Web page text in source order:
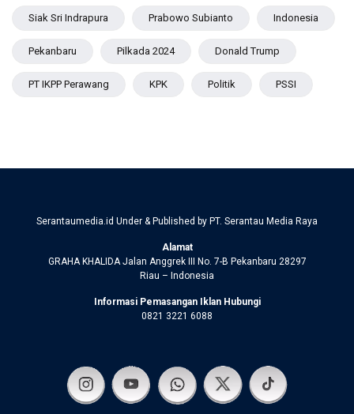
Siak Sri Indrapura Prabowo Subianto Indonesia
Pekanbaru Pilkada 2024 Donald Trump
PT IKPP Perawang KPK Politik PSSI
Serantaumedia.id Under & Published by PT. Serantau Media Raya
Alamat
GRAHA KHALIDA Jalan Anggrek III No. 7-B Pekanbaru 28297
Riau – Indonesia
Informasi Pemasangan Iklan Hubungi
0821 3221 6088